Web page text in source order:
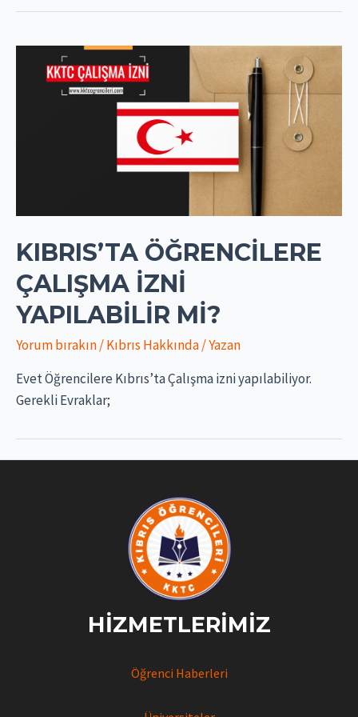
KIBRIS’TA ÖĞRENCILERE
ÇALIŞMA İZNI
YAPILABILIR MI?
Yorum bırakın/Kıbrıs Hakkında/ Yazan
Evet Öğrencilere Kıbrıs’ta Çalışma izni yapılabiliyor.
Gerekli Evraklar;
HIZMETLERIMIZ
Öğrenci Haberleri